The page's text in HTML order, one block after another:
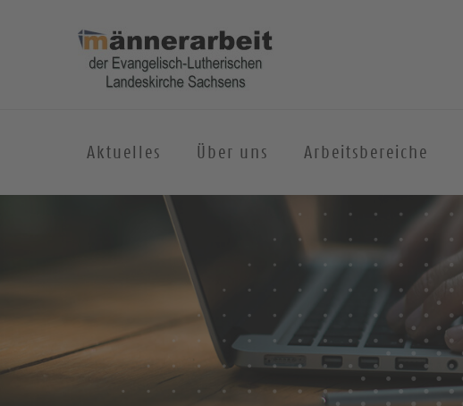
Aktuelles Über uns Arbeitsbereiche